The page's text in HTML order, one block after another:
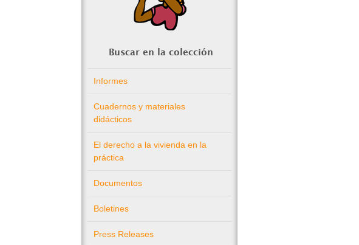
Buscar en la colección
Informes
Cuadernos y materiales
didácticos
El derecho a la vivienda en la
práctica
Documentos
Boletines
Press Releases